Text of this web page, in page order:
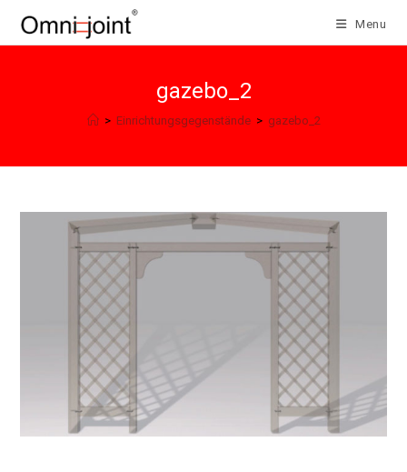
Menu
gazebo_2
> Einrichtungsgegenstände > gazebo_2